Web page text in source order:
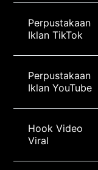
Perpustakaan
Iklan TikTok
Perpustakaan
Iklan YouTube
Hook Video
Viral